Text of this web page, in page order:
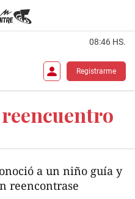
08:46 HS.
Registrarme
reencuentro
a un niño guía y
reencontrase